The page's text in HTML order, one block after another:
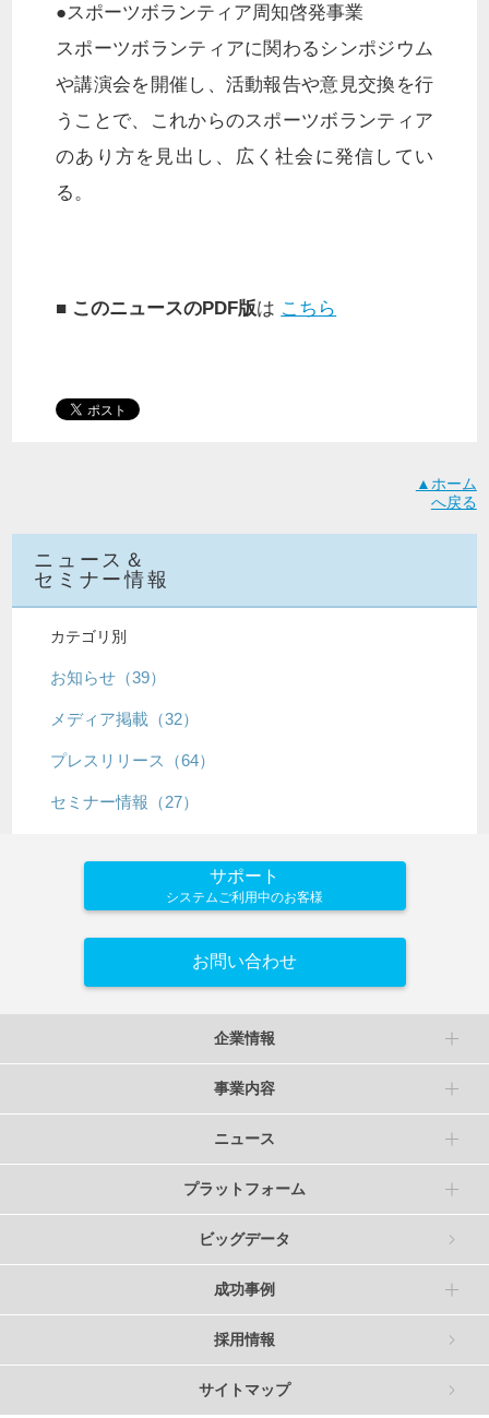
●スポーツボランティア周知啓発事業
スポーツボランティアに関わるシンポジウム
や講演会を開催し、活動報告や意見交換を行
うことで、これからのスポーツボランティア
のあり方を見出し、広く社会に発信してい
る。
■ このニュースのPDF版は こちら
▲ホーム
へ戻る
ニュース＆
セミナー情報
カテゴリ別
お知らせ（39）
メディア掲載（32）
プレスリリース（64）
セミナー情報（27）
サポート
システムご利用中のお客様
お問い合わせ
企業情報
事業内容
ニュース
プラットフォーム
ビッグデータ
成功事例
採用情報
サイトマップ